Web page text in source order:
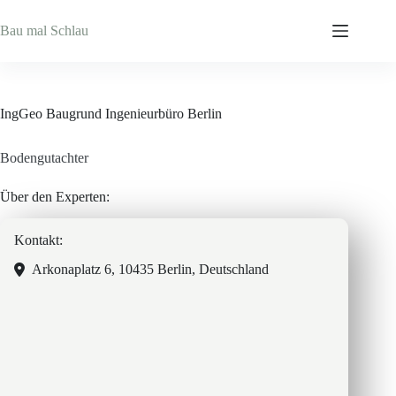
Inhalt
springen
Bau mal Schlau
IngGeo Baugrund Ingenieurbüro Berlin
Bodengutachter
Über den Experten:
Kontakt:
Arkonaplatz 6, 10435 Berlin, Deutschland